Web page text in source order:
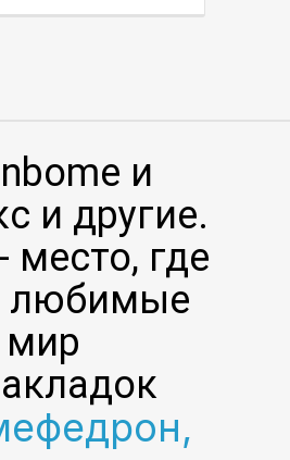
и
и другие.
место, где
любимые
мир